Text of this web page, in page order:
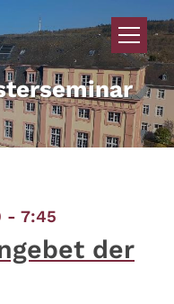
- 7:45
der